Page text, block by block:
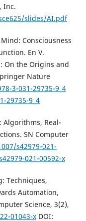
Inc.
slides/AI.pdf
Consciousness
En V.
On the Origins and
Nature
3-031-29735-9_4
29735-9_4
Algorithms, Real-
SN Computer
s42979-021-
021-00592-x
Techniques,
Automation,
Science, 3(2),
01043-xDOI: